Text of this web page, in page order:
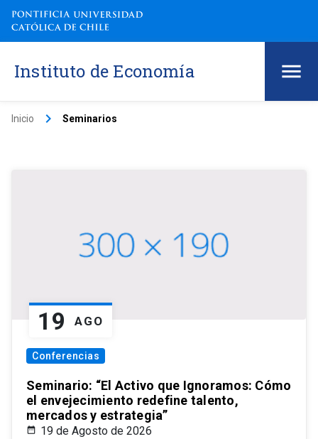
Instituto de Economía
Inicio keyboard_arrow_right Seminarios
19 AGO
Conferencias
Seminario: “El Activo que Ignoramos: Cómo
el envejecimiento redefine talento,
mercados y estrategia”
19 de Agosto de 2026